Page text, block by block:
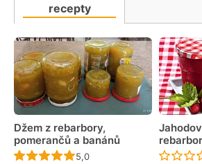
recepty
Džem z rebarbory,
pomerančů a banánů
Recept ještě nebyl hodnocen
5,0